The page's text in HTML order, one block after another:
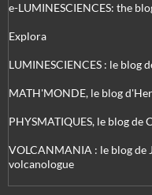
e-LUMINESCIENCES: the
Explora
LUMINESCIENCES : le blog
MATH'MONDE, le blog
PHYSMATIQUES, le blog de
VOLCANMANIA : le blog de
volcanologue